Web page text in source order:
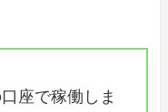
座で稼働しま